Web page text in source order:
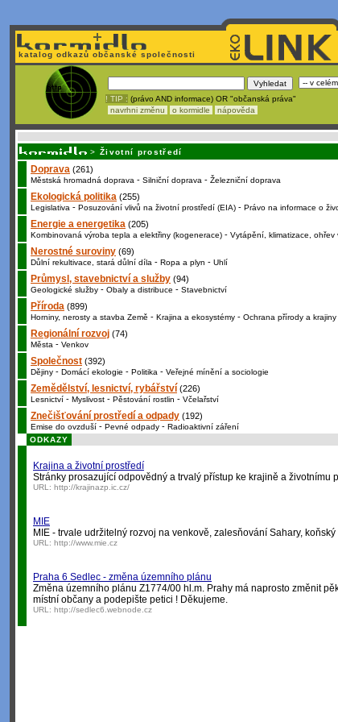
katalog odkazů občanské společnosti
! TIP : (právo AND informace) OR "občanská práva"
navrhni změnu
o kormidle nápověda
> Životní prostředí
Doprava (261)
Městská hromadná doprava - Silniční doprava - Železniční doprava
Ekologická politika (255)
Legislativa - Posuzování vlivů na životní prostředí (EIA) - Právo na informace o
Energie a energetika (205)
Kombinovaná výroba tepla a elektřiny (kogenerace) - Vytápění, klimatizace, ohřev
Nerostné suroviny (69)
Důlní rekultivace, stará důlní díla - Ropa a plyn - Uhlí
Průmysl, stavebnictví a služby (94)
Geologické služby - Obaly a distribuce - Stavebnictví
Příroda (899)
Horniny, nerosty a stavba Země - Krajina a ekosystémy - Ochrana přírody a krajiny
Regionální rozvoj (74)
Města - Venkov
Společnost (392)
Dějiny - Domácí ekologie - Politika - Veřejné mínění a sociologie
Zemědělství, lesnictví, rybářství (226)
Lesnictví - Myslivost - Pěstování rostlin - Včelařství
Znečišťování prostředí a odpady (192)
Emise do ovzduší - Pevné odpady - Radioaktivní záření
ODKAZY
Krajina a životní prostředí
Stránky prosazující odpovědný a trvalý přístup ke krajině a životnímu
URL: http://krajinazp.ic.cz/
MIE
MIE - trvale udržitelný rozvoj na venkově, zalesňování Sahary, koňský
URL: http://www.mie.cz
Praha 6 Sedlec - změna územního plánu
Změna územního plánu Z1774/00 hl.m. Prahy má naprosto změnit
místní občany a podepište petici ! Děkujeme.
URL: http://sedlec6.webnode.cz